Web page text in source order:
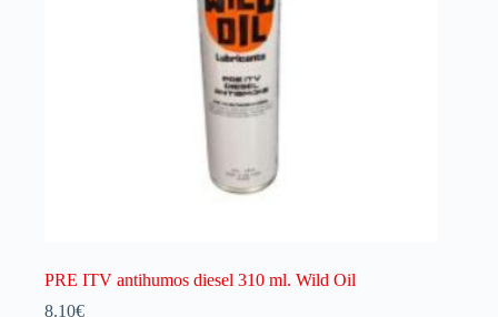
PRE ITV antihumos diesel 310 ml. Wild Oil
8.10€